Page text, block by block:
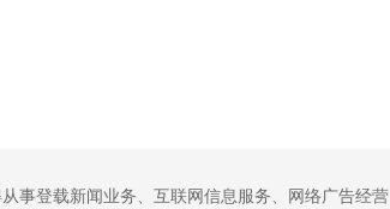
事登载新闻业务、互联网信息服务、网络广告经营